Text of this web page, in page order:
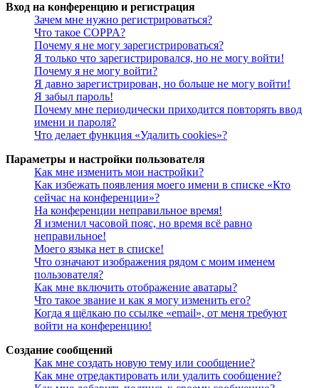
Вход на конференцию и регистрация
Зачем мне нужно регистрироваться?
Что такое COPPA?
Почему я не могу зарегистрироваться?
Я только что зарегистрировался, но не могу войти!
Почему я не могу войти?
Я давно зарегистрирован, но больше не могу войти!
Я забыл пароль!
Почему мне периодически приходится повторять ввод
имени и пароля?
Что делает функция «Удалить cookies»?
Параметры и настройки пользователя
Как мне изменить мои настройки?
Как избежать появления моего имени в списке «Кто
сейчас на конференции»?
На конференции неправильное время!
Я изменил часовой пояс, но время всё равно
неправильное!
Моего языка нет в списке!
Что означают изображения рядом с моим именем
пользователя?
Как мне включить отображение аватары?
Что такое звание и как я могу изменить его?
Когда я щёлкаю по ссылке «email», от меня требуют
войти на конференцию!
Создание сообщений
Как мне создать новую тему или сообщение?
Как мне отредактировать или удалить сообщение?